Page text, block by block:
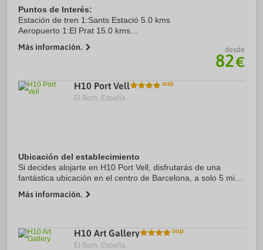
Puntos de Interés:
Estación de tren 1:Sants Estació 5.0 kms
Aeropuerto 1:El Prat 15.0 kms
Centro Ciudad:Plaça Catalunya 2.5 kms
Más información. desde
82€
H10 Port Vell
El Born, España.
Ubicación del establecimiento
Si decides alojarte en H10 Port Vell, disfrutarás de una
fantástica ubicación en el centro de Barcelona, a solo 5 min
Barcelona. Además, este hotel de ...
Más información.
H10 Art Gallery
El Born, España.